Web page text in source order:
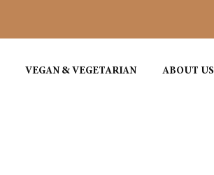
VEGAN & VEGETARIAN ABOUT US